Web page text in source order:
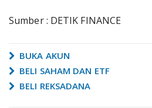
Sumber : DETIK FINANCE
BUKA AKUN
BELI SAHAM DAN ETF
BELI REKSADANA